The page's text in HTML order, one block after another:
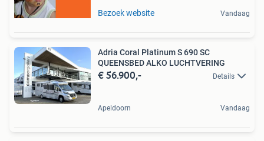
Bezoek website Vandaag
Adria Coral Platinum S 690 SC
QUEENSBED ALKO LUCHTVERING
€ 56.900,- Details
Apeldoorn Vandaag